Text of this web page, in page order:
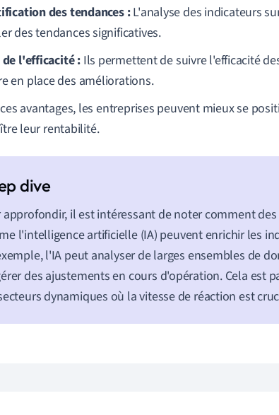
des tendances :L'analyse des indicateurs
des tendances significatives.
l'efficacité :Ils permettent de suivre l'efficacité
en place des améliorations.
avantages, les entreprises peuvent mieux se
leur rentabilité.
approfondir, il est intéressant de noter comment
l'intelligence artificielle (IA) peuvent enrichir les
l'IA peut analyser de larges ensembles de
des ajustements en cours d'opération. Cela est
dynamiques où la vitesse de réaction est